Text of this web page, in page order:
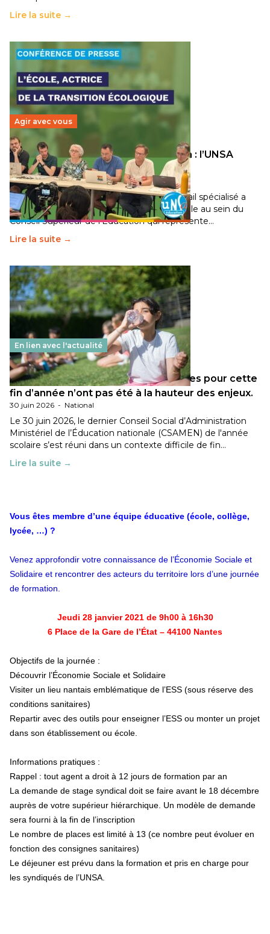
Lire la suite →
Agir avec vous
Transition écologique de l’éducation : l’UNSA
Éducation fait bouger les lignes
30 juin 2026-National
Pendant plusieurs mois, un groupe de travail spécialisé a
travaillé sur la transition écologique de l’Ecole au sein du
Conseil Supérieur de l’Éducation qui représente…
Lire la suite →
En lien avec l'actualité
Les décisions ministérielles attendues pour cette
fin d’année n’ont pas été à la hauteur des enjeux.
30 juin 2026 - National
Le 30 juin 2026, le dernier Conseil Social d’Administration
Ministériel de l’Éducation nationale (CSAMEN) de l'année
scolaire s’est réuni dans un contexte difficile de fin…
Lire la suite →
Vous êtes membre d’une équipe éducative (école, collège,
lycée, …) ?
Venez approfondir votre connaissance de l’Économie Sociale et
Solidaire et rencontrer des acteurs du territoire lors d’une journée
de formation.
Jeudi 28 janvier 2021 de 9h00 à 16h30
6 Place de la Gare de l’État – 44100 Nantes
Objectifs de la journée :
Découvrir l’Économie Sociale et Solidaire
Visiter un lieu nantais emblématique de l’ESS (sous réserve des
conditions sanitaires)
Repartir avec des outils pour enseigner l’ESS ou monter un projet
dans son établissement ou école.
Informations pratiques :
Rappel : tout agent a droit à 12 jours de formation par an
La demande de stage syndical doit se faire avant le 18 décembre
auprès de votre supérieur hiérarchique. Un modèle de demande
sera fourni à la fin de l’inscription
Le nombre de places est limité à 13 (ce nombre peut évoluer en
fonction des consignes sanitaires)
Le déjeuner est prévu dans la formation et pris en charge pour
les syndiqués de l’UNSA.